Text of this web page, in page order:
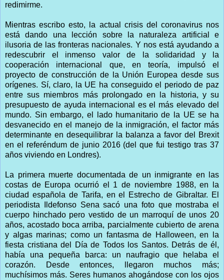
redimirme.
Mientras escribo esto, la actual crisis del coronavirus nos
está dando una lección sobre la naturaleza artificial e
ilusoria de las fronteras nacionales. Y nos está ayudando a
redescubrir el inmenso valor de la solidaridad y la
cooperación internacional que, en teoría, impulsó el
proyecto de construcción de la Unión Europea desde sus
orígenes. Sí, claro, la UE ha conseguido el periodo de paz
entre sus miembros más prolongado en la historia, y su
presupuesto de ayuda internacional es el más elevado del
mundo. Sin embargo, el lado humanitario de la UE se ha
desvanecido en el manejo de la inmigración, el factor más
determinante en desequilibrar la balanza a favor del Brexit
en el referéndum de junio 2016 (del que fui testigo tras 37
años viviendo en Londres).
La primera muerte documentada de un inmigrante en las
costas de Europa ocurrió el 1 de noviembre 1988, en la
ciudad española de Tarifa, en el Estrecho de Gibraltar. El
periodista Ildefonso Sena sacó una foto que mostraba el
cuerpo hinchado pero vestido de un marroquí de unos 20
años, acostado boca arriba, parcialmente cubierto de arena
y algas marinas; como un fantasma de Halloween, en la
fiesta cristiana del Día de Todos los Santos. Detrás de él,
había una pequeña barca: un naufragio que helaba el
corazón. Desde entonces, llegaron muchos más;
muchísimos más. Seres humanos ahogándose con los ojos